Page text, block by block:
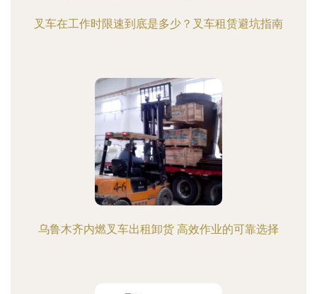
叉车在工作时限速到底是多少？叉车租赁避坑指南
乌鲁木齐内燃叉车出租卸货 高效作业的可靠选择